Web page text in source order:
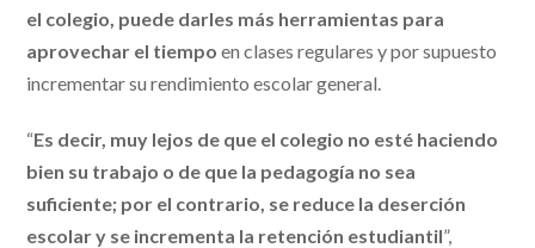
el colegio, puede darles más herramientas para
aprovechar el tiempo en clases regulares y por supuesto
incrementar su rendimiento escolar general.
“Es decir, muy lejos de que el colegio no esté haciendo
bien su trabajo o de que la pedagogía no sea
suficiente; por el contrario, se reduce la deserción
escolar y se incrementa la retención estudiantil”,